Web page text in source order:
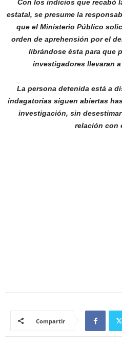
Con los indicios que recabó
estatal, se presume la
que el Ministerio Público
orden de aprehensión por el
librándose ésta para que
investigadores llevaran
La persona detenida está a
indagatorias siguen abiertas
investigación, sin
relación con
Compartir